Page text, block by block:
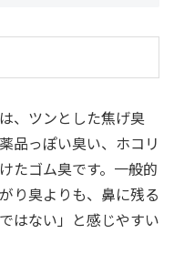
、ツンとした焦げ臭
品っぽい臭い、ホコリ
たゴム臭です。一般的
り臭よりも、鼻に残る
はない」と感じやすい